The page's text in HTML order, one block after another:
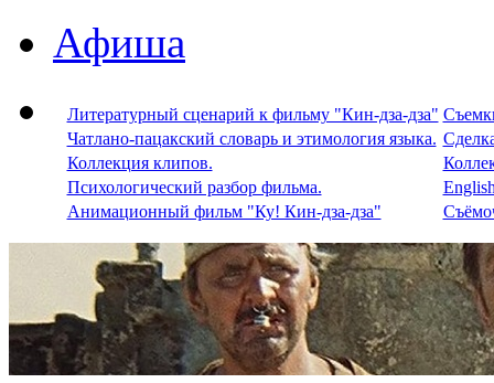
Афиша
Литературный сценарий к фильму "Кин-дза-дза"
Чатлано-пацакский словарь и этимология языка.
Коллекция клипов.
Психологический разбор фильма.
Анимационный фильм "Ку! Кин-дза-дза"